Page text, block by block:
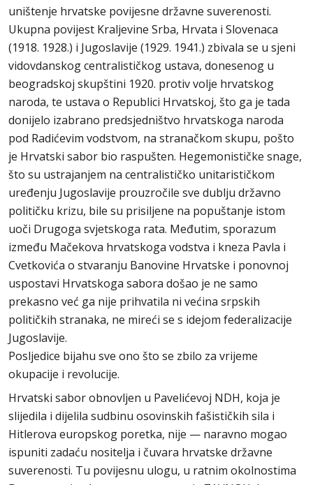
uništenje hrvatske povijesne državne suverenosti.
Ukupna povijest Kraljevine Srba, Hrvata i Slovenaca
(1918. 1928.) i Jugoslavije (1929. 1941.) zbivala se u sjeni
vidovdanskog centralističkog ustava, donesenog u
beogradskoj skupštini 1920. protiv volje hrvatskog
naroda, te ustava o Republici Hrvatskoj, što ga je tada
donijelo izabrano predsjedništvo hrvatskoga naroda
pod Radićevim vodstvom, na stranačkom skupu, pošto
je Hrvatski sabor bio raspušten. Hegemonističke snage,
što su ustrajanjem na centralističko unitarističkom
uređenju Jugoslavije prouzročile sve dublju državno
političku krizu, bile su prisiljene na popuštanje istom
uoči Drugoga svjetskoga rata. Međutim, sporazum
između Mačekova hrvatskoga vodstva i kneza Pavla i
Cvetkovića o stvaranju Banovine Hrvatske i ponovnoj
uspostavi Hrvatskoga sabora došao je ne samo
prekasno već ga nije prihvatila ni većina srpskih
političkih stranaka, ne mireći se s idejom federalizacije
Jugoslavije.
Posljedice bijahu sve ono što se zbilo za vrijeme
okupacije i revolucije.
Hrvatski sabor obnovljen u Pavelićevoj NDH, koja je
slijedila i dijelila sudbinu osovinskih fašističkih sila i
Hitlerova europskog poretka, nije — naravno mogao
ispuniti zadaću nositelja i čuvara hrvatske državne
suverenosti. Tu povijesnu ulogu, u ratnim okolnostima